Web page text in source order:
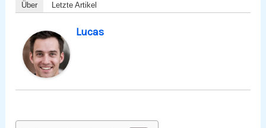
Über Letzte Artikel
Lucas